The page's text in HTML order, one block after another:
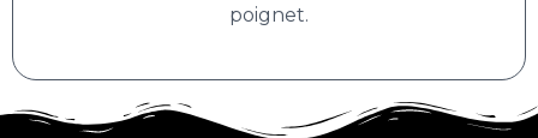
poignet.